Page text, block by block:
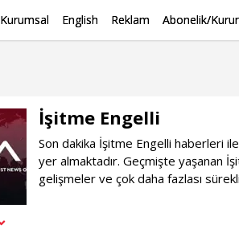
Kurumsal English Reklam Abonelik/
İşitme Engelli
Son dakika İşitme Engelli haberleri
yer almaktadır. Geçmişte yaşanan
gelişmeler ve çok daha fazlası